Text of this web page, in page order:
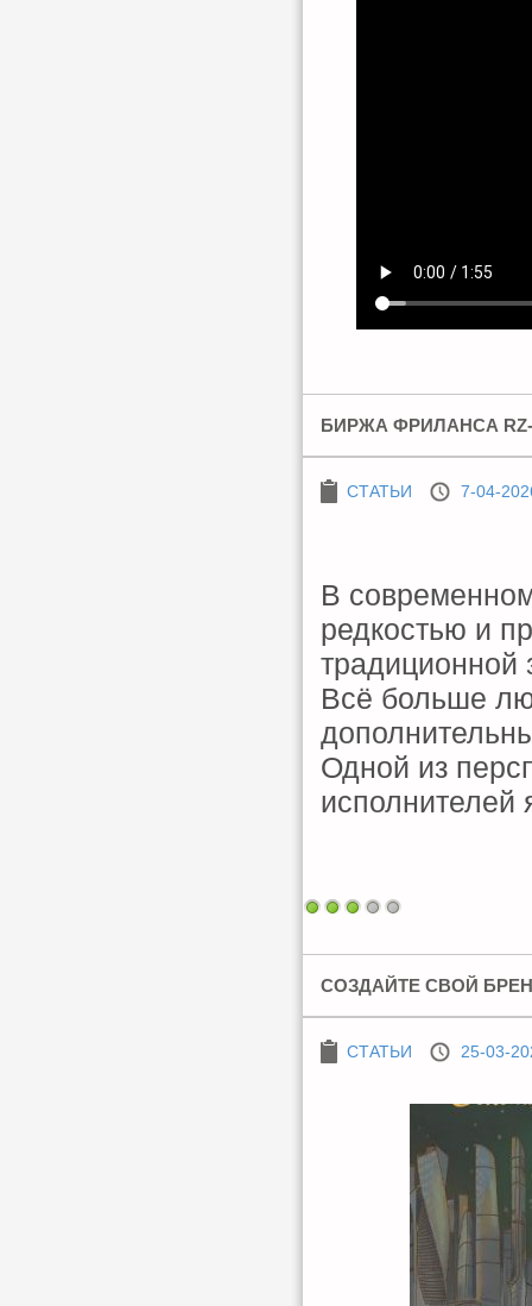
БИРЖА ФРИЛАНСА
СТАТЬИ 7-04-
В
редкостью и
традиционной
Всё больше
Одной из
СОЗДАЙТЕ СВОЙ
СТАТЬИ 25-03-